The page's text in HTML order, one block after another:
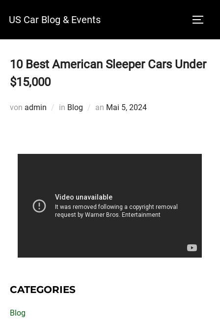
InhaltUS Car Blog & Events
10 Best American Sleeper Cars Under
$15,000
von admin in Blog an Veröffentlicht
Mai 5, 2024
CATEGORIES
Blog